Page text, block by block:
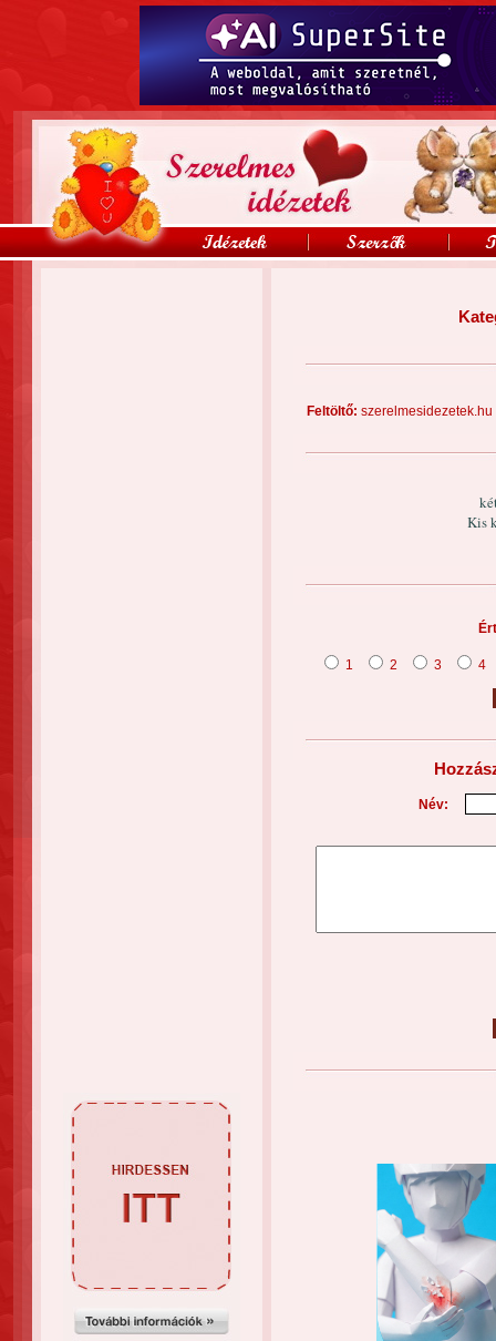
Feltöltő:
Kis
1 2 3 4
Név: